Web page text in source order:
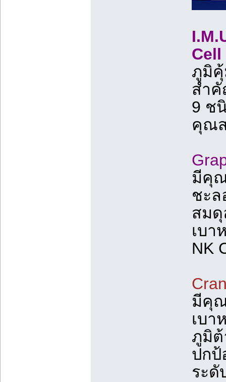
Cell
ภูมิคุ้
สำคั
9 ช
คุณ
มีคุ
ชะล
สมดุ
เบา
NK
มีคุ
เบา
ภูมิ
ปกป้
ระดั